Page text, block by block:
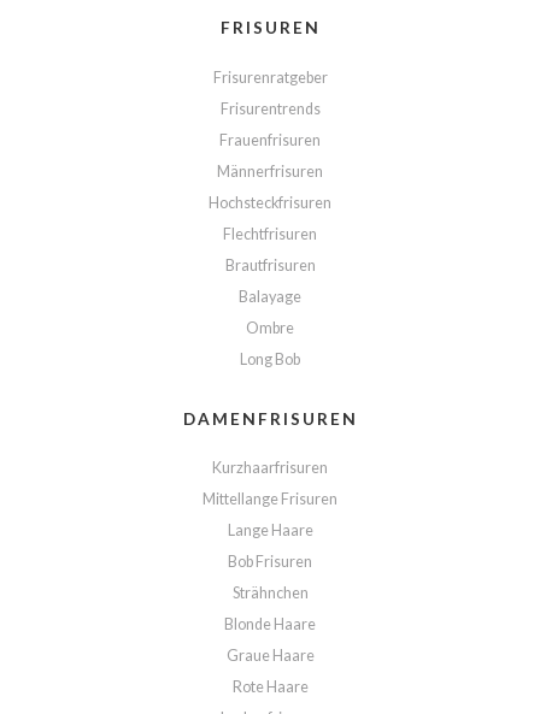
FRISUREN
Frisurenratgeber
Frisurentrends
Frauenfrisuren
Männerfrisuren
Hochsteckfrisuren
Flechtfrisuren
Brautfrisuren
Balayage
Ombre
Long Bob
DAMENFRISUREN
Kurzhaarfrisuren
Mittellange Frisuren
Lange Haare
Bob Frisuren
Strähnchen
Blonde Haare
Graue Haare
Rote Haare